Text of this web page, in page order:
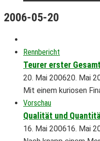
2006-05-20
Rennbericht
Teurer erster
20. Mai 200620. Mai
Mit einem kuriosen
Vorschau
Qualität und
16. Mai 200616. Mai